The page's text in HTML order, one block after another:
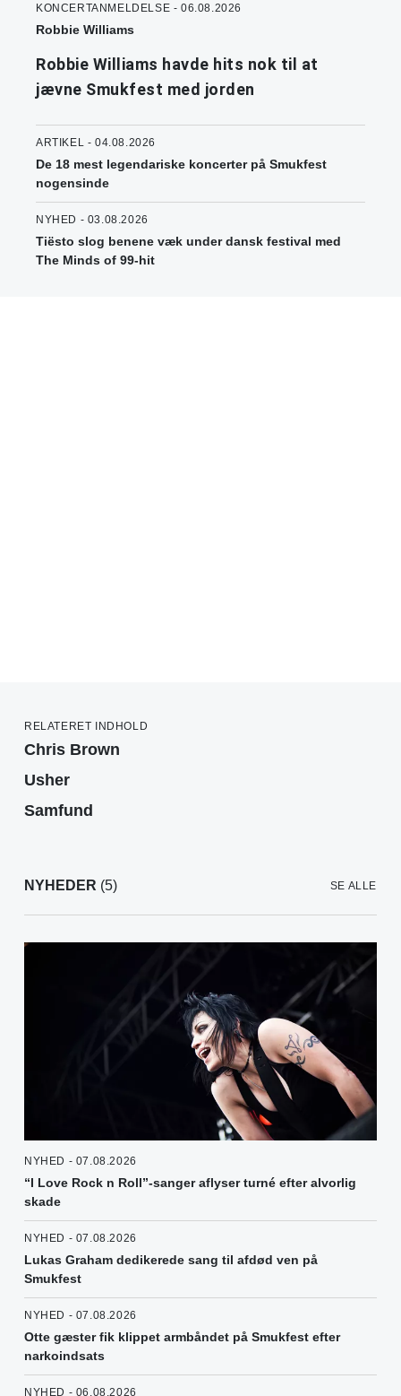
KONCERTANMELDELSE - 06.08.2026
Robbie Williams
Robbie Williams havde hits nok til at
jævne Smukfest med jorden
ARTIKEL - 04.08.2026
De 18 mest legendariske koncerter på Smukfest
nogensinde
NYHED - 03.08.2026
Tiësto slog benene væk under dansk festival med
The Minds of 99-hit
RELATERET INDHOLD
Chris Brown
Usher
Samfund
NYHEDER (5) SE ALLE
NYHED - 07.08.2026
“I Love Rock n Roll”-sanger aflyser turné efter alvorlig
skade
NYHED - 07.08.2026
Lukas Graham dedikerede sang til afdød ven på
Smukfest
NYHED - 07.08.2026
Otte gæster fik klippet armbåndet på Smukfest efter
narkoindsats
NYHED - 06.08.2026